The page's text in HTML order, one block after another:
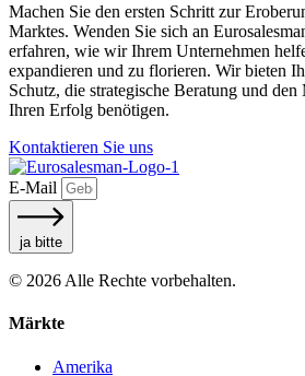
Machen Sie den ersten Schritt zur
Marktes. Wenden Sie sich an
erfahren, wie wir Ihrem Unternehmen
expandieren und zu florieren. Wir bieten
Schutz, die strategische Beratung und
Ihren Erfolg benötigen.
Kontaktieren Sie uns
E-Mail
ja bitte
© 2026 Alle Rechte vorbehalten.
Märkte
Amerika